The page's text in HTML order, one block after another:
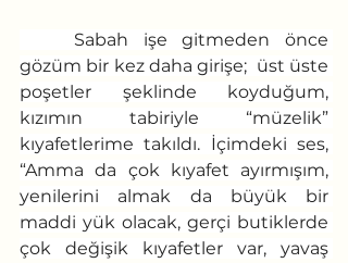
gözüm bir kez daha girişe;  üst üste
poşetler şeklinde koyduğum,
kızımın tabiriyle “müzelik”
kıyafetlerime takıldı. İçimdeki ses,
“Amma da çok kıyafet ayırmışım,
yenilerini almak da büyük bir
maddi yük olacak, gerçi butiklerde
çok değişik kıyafetler var, yavaş